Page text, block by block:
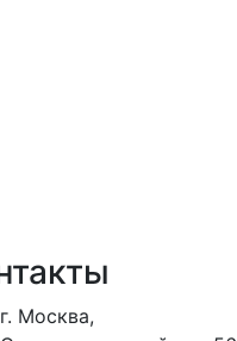
г. Москва,